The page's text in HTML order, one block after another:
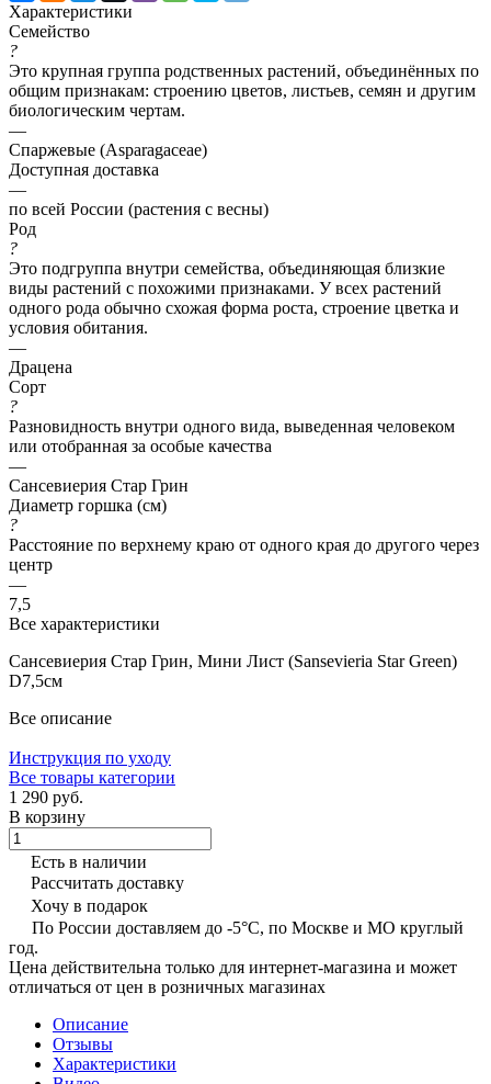
Характеристики
Семейство
?
Это крупная группа родственных растений, объединённых по
общим признакам: строению цветов, листьев, семян и другим
биологическим чертам.
—
Спаржевые (Asparagaceae)
Доступная доставка
—
по всей России (растения с весны)
Род
?
Это подгруппа внутри семейства, объединяющая близкие
виды растений с похожими признаками. У всех растений
одного рода обычно схожая форма роста, строение цветка и
условия обитания.
—
Драцена
Сорт
?
Разновидность внутри одного вида, выведенная человеком
или отобранная за особые качества
—
Сансевиерия Стар Грин
Диаметр горшка (см)
?
Расстояние по верхнему краю от одного края до другого через
центр
—
7,5
Все характеристики
Сансевиерия Стар Грин, Мини Лист (Sansevieria Star Green)
D7,5см
Все описание
Инструкция по уходу
Все товары категории
1 290 руб.
В корзину
Есть в наличии
Рассчитать доставку
Хочу в подарок
По России доставляем до -5°C, по Москве и МО круглый
год.
Цена действительна только для интернет-магазина и может
отличаться от цен в розничных магазинах
Описание
Отзывы
Характеристики